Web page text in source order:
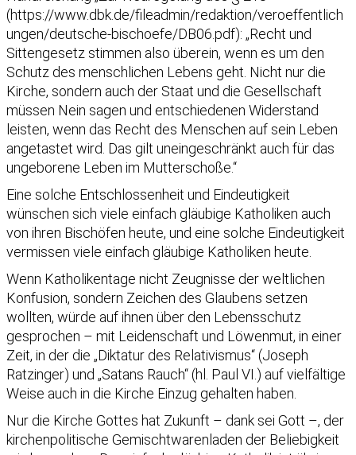
(https://www.dbk.de/fileadmin/redaktion/veroeffentlich
ungen/deutsche-bischoefe/DB06.pdf): „Recht und
Sittengesetz stimmen also überein, wenn es um den
Schutz des menschlichen Lebens geht. Nicht nur die
Kirche, sondern auch der Staat und die Gesellschaft
müssen Nein sagen und entschiedenen Widerstand
leisten, wenn das Recht des Menschen auf sein Leben
angetastet wird. Das gilt uneingeschränkt auch für das
ungeborene Leben im Mutterschoße.“
Eine solche Entschlossenheit und Eindeutigkeit
wünschen sich viele einfach gläubige Katholiken auch
von ihren Bischöfen heute, und eine solche Eindeutigkeit
vermissen viele einfach gläubige Katholiken heute.
Wenn Katholikentage nicht Zeugnisse der weltlichen
Konfusion, sondern Zeichen des Glaubens setzen
wollten, würde auf ihnen über den Lebensschutz
gesprochen – mit Leidenschaft und Löwenmut, in einer
Zeit, in der die „Diktatur des Relativismus“ (Joseph
Ratzinger) und „Satans Rauch“ (hl. Paul VI.) auf vielfältige
Weise auch in die Kirche Einzug gehalten haben.
Nur die Kirche Gottes hat Zukunft – dank sei Gott –, der
kirchenpolitische Gemischtwarenladen der Beliebigkeit